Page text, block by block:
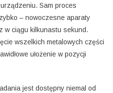
Sam proces
– nowoczesne aparaty
w ciągu kilkunastu sekund.
wszelkich metalowych części
ułożenie w pozycji
jest dostępny niemal od